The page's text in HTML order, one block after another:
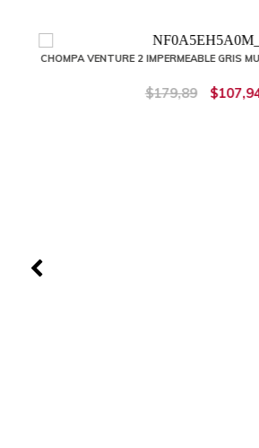
CHOMPA VENTURE 2 IMPERMEABLE GRIS
$179,89 $107,94